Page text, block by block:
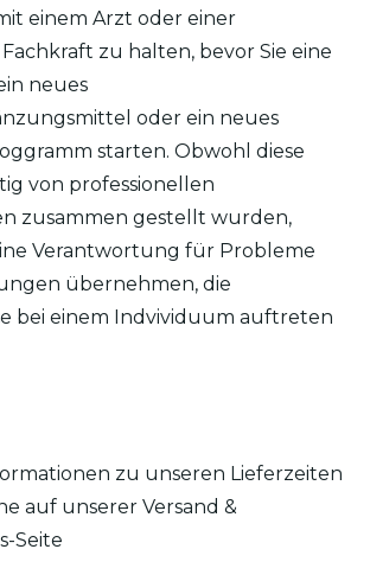
einem Arzt oder einer
zu halten, bevor Sie eine
neues
oder ein neues
starten. Obwohl diese
von professionellen
zusammen gestellt wurden,
Verantwortung für Probleme
übernehmen, die
bei einem Indvividuum auftreten
zu unseren Lieferzeiten
auf unserer Versand &
Seite